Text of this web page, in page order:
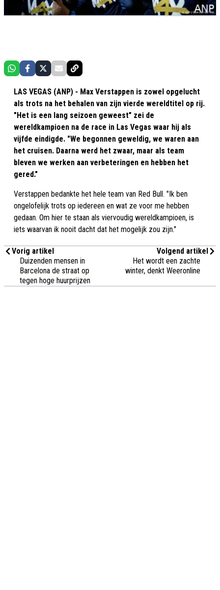
LAS VEGAS (ANP) - Max Verstappen is zowel opgelucht
als trots na het behalen van zijn vierde wereldtitel op rij.
"Het is een lang seizoen geweest" zei de
wereldkampioen na de race in Las Vegas waar hij als
vijfde eindigde. "We begonnen geweldig, we waren aan
het cruisen. Daarna werd het zwaar, maar als team
bleven we werken aan verbeteringen en hebben het
gered."
Verstappen bedankte het hele team van Red Bull. "Ik ben
ongelofelijk trots op iedereen en wat ze voor me hebben
gedaan. Om hier te staan als viervoudig wereldkampioen, is
iets waarvan ik nooit dacht dat het mogelijk zou zijn."
Vorig artikel
Duizenden mensen in
Barcelona de straat op
tegen hoge huurprijzen
Volgend artikel
Het wordt een zachte
winter, denkt Weeronline